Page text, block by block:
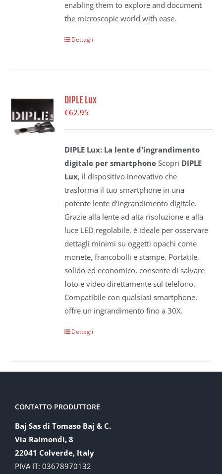
enabling them to explore and document
the microscopic world with ease.
Dettagli
DIPLE Lux
€62.95
DIPLE Lux: La lente d'ingrandimento
digitale per smartphone Scopri DIPLE
Lux, il dispositivo innovativo che
trasforma il tuo smartphone in una
potente lente d'ingrandimento digitale.
Grazie alla lente ad alta risoluzione e alla
luce LED regolabile, è ideale per osservare
dettagli minimi su oggetti opachi come
monete, francobolli e stampe. Portatile,
solido ed economico, consente di salvare
foto e video direttamente sul telefono.
Compatibile con qualsiasi smartphone,
offre un ingrandimento fino a 30X.
Dettagli
CONTATTO PRODUTTORE
Baj Sas di Tomaso Baj & C.
Via Raimondi, 8
22041 Colverde, Italy
PIVA IT: 03678970132